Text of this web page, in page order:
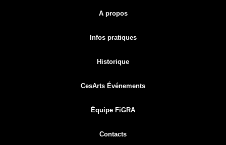
A propos
Infos pratiques
Historique
CesArts Événements
Équipe FiGRA
Contacts